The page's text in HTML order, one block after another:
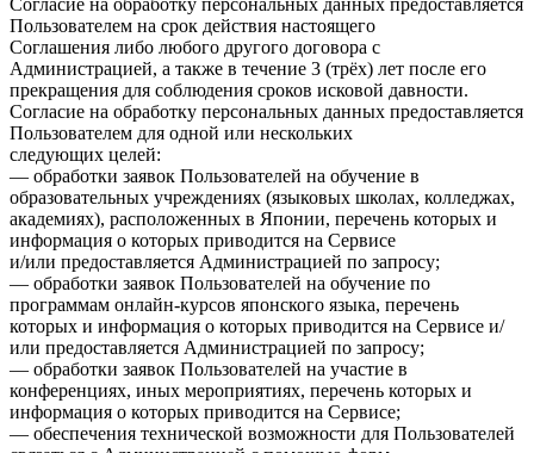
Согласие на обработку персональных данных предоставляется
Пользователем на срок действия настоящего
Соглашения либо любого другого договора с
Администрацией, а также в течение 3 (трёх) лет после его
прекращения для соблюдения сроков исковой давности.
Согласие на обработку персональных данных предоставляется
Пользователем для одной или нескольких
следующих целей:
— обработки заявок Пользователей на обучение в
образовательных учреждениях (языковых школах, колледжах,
академиях), расположенных в Японии, перечень которых и
информация о которых приводится на Сервисе
и/или предоставляется Администрацией по запросу;
— обработки заявок Пользователей на обучение по
программам онлайн-курсов японского языка, перечень
которых и информация о которых приводится на Сервисе и/
или предоставляется Администрацией по запросу;
— обработки заявок Пользователей на участие в
конференциях, иных мероприятиях, перечень которых и
информация о которых приводится на Сервисе;
— обеспечения технической возможности для Пользователей